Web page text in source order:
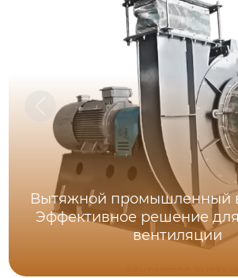
Вытяжной промышленный
Эффективное решение
вентиляции